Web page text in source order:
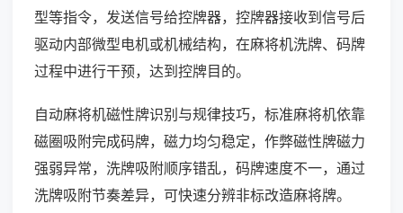
型等指令，发送信号给控牌器，控牌器接收到信号后
驱动内部微型电机或机械结构，在麻将机洗牌、码牌
过程中进行干预，达到控牌目的。
自动麻将机磁性牌识别与规律技巧，标准麻将机依靠
磁圈吸附完成码牌，磁力均匀稳定，作弊磁性牌磁力
强弱异常，洗牌吸附顺序错乱，码牌速度不一，通过
洗牌吸附节奏差异，可快速分辨非标改造麻将牌。